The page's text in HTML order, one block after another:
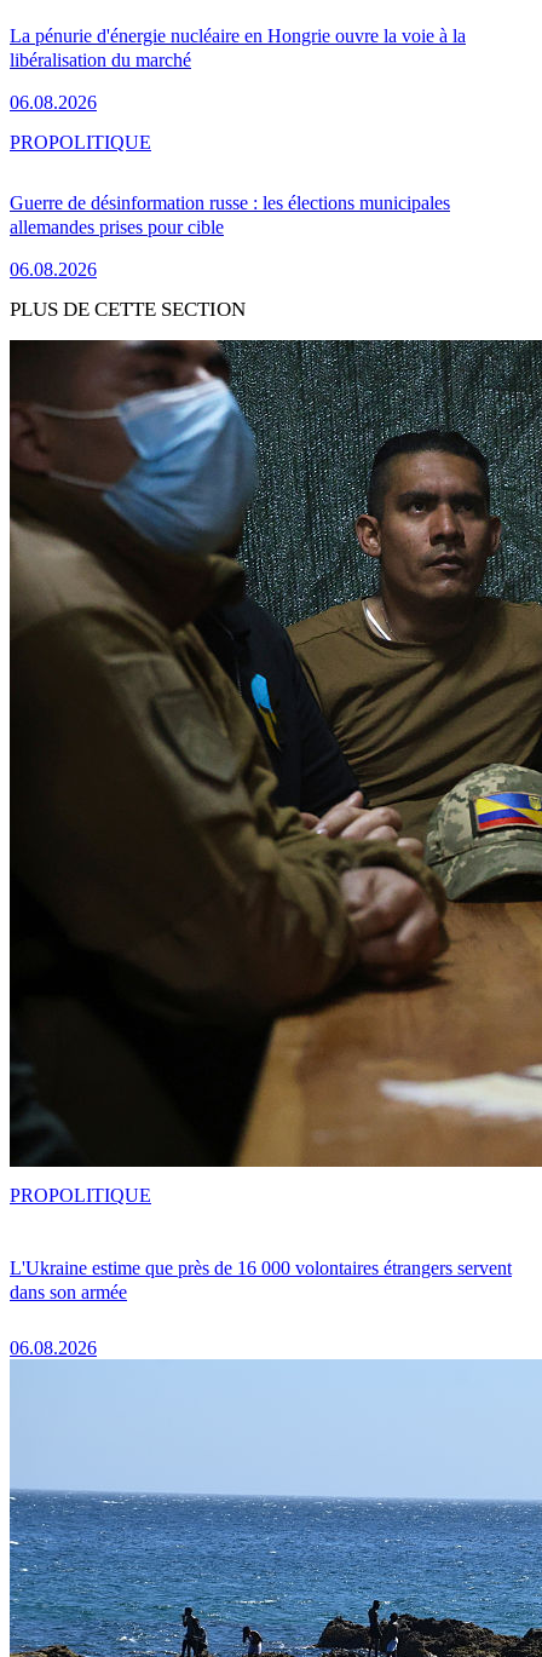
La pénurie d'énergie nucléaire en Hongrie ouvre la voie à la
libéralisation du marché
06.08.2026
Guerre de désinformation russe : les élections municipales
allemandes prises pour cible
06.08.2026
PROPOLITIQUE
PLUS DE CETTE SECTION
L'Ukraine estime que près de 16 000 volontaires étrangers servent
dans son armée
06.08.2026
PROPOLITIQUE